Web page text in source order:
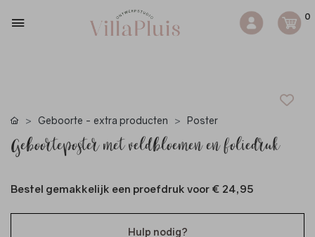
0
Geboorte - extra producten Poster
Geboorteposter met veldbloemen en foliedruk
Bestel gemakkelijk een proefdruk voor € 24,95
Hulp nodig?